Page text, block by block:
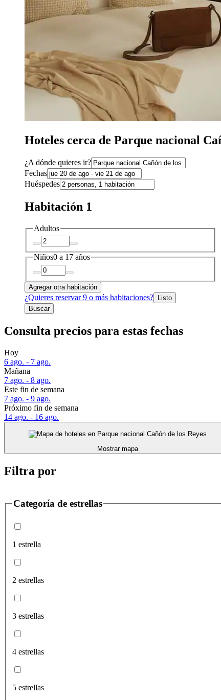
Hoteles cerca de Parque nacional
¿A dónde quieres ir?
Fechas
Huéspedes
Habitación 1
Adultos
Niños0 a 17 años
Agregar otra habitación
¿Quieres reservar 9 o más habitaciones? Listo
Buscar
Consulta precios para estas fechas
Hoy
6 ago. - 7 ago.
Mañana
7 ago. - 8 ago.
Este fin de semana
7 ago. - 9 ago.
Próximo fin de semana
14 ago. - 16 ago.
Mostrar mapa
Filtra por
Categoría de estrellas
1 estrella
2 estrellas
3 estrellas
4 estrellas
5 estrellas